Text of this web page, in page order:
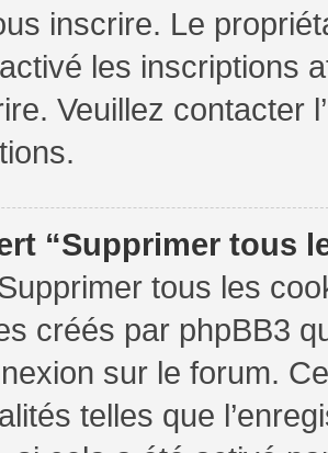
inscrire. Le
les inscriptions
Veuillez contacter
“Supprimer tous
tous les
créés par phpBB3
sur le forum.
telles que